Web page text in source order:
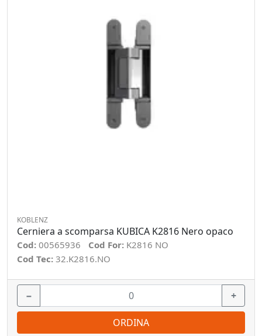
KOBLENZ
Cerniera a scomparsa KUBICA K2816 Nero opaco
Cod: 00565936 Cod For: K2816 NO
Cod Tec: 32.K2816.NO
− +
ORDINA